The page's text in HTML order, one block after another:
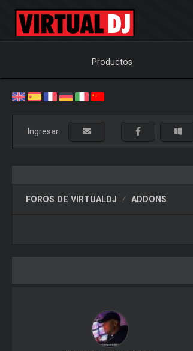
Productos
Ingresar:
FOROS DE VIRTUALDJ ADDONS